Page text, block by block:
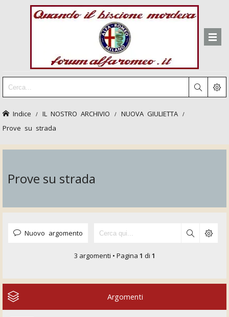
Indice IL NOSTRO ARCHIVIO NUOVA GIULIETTA
Prove su strada
Prove su strada
Nuovo argomento
3 argomenti • Pagina 1 di 1
Argomenti